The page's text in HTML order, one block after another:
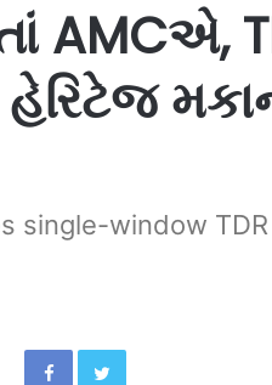
AMCએ,
single-window
FacebookTwitter